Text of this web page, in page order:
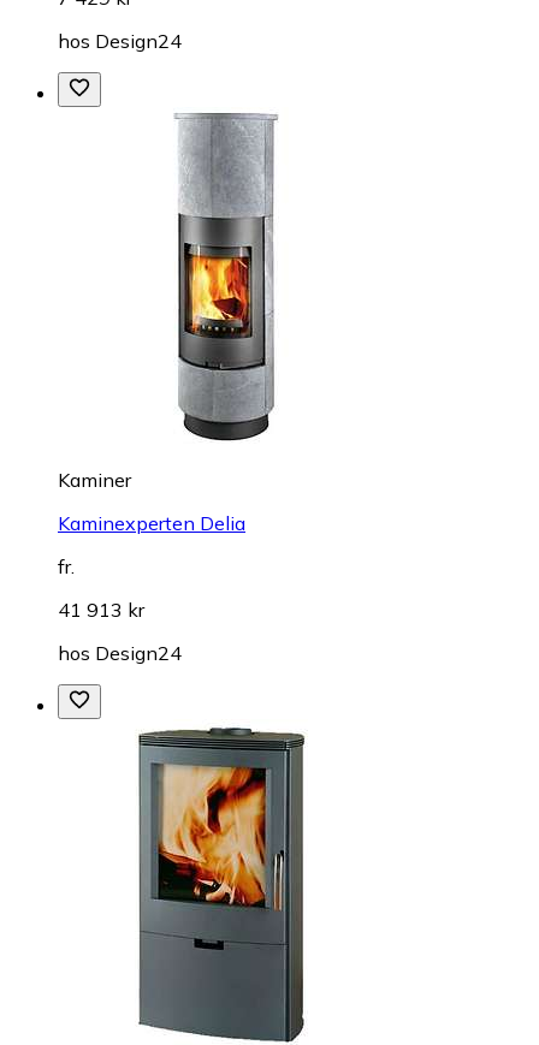
hos Design24
Kaminer
Kaminexperten Delia
fr.
41 913 kr
hos Design24